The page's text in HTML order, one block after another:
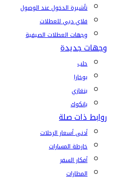
تأشيرة الدخول عند الوصول
فلاي دبي للعطلات
وجهات العطلات الصيفية
وجهات جديدة
حلب
بوخارا
بنغازي
بانكوك
روابط ذات صلة
أدنى أسعار الرحلات
خارطة المسارات
أفكار السفر
المطارات